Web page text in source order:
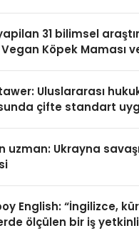
31 bilimsel
Köpek Maması
Uluslararası
çifte standart
uzman: Ukrayna
English: “İngilizce,
ölçülen bir iş